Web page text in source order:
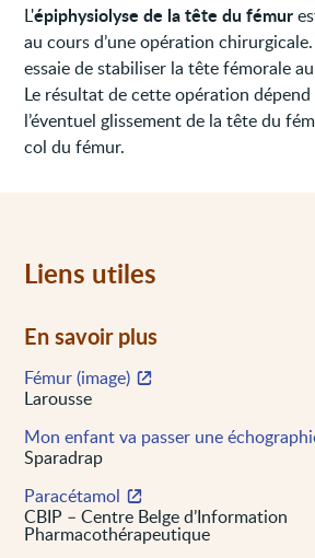
L'épiphysiolyse de la tête du fémur
au cours d’une opération
essaie de stabiliser la tête fémorale
Le résultat de cette opération
l’éventuel glissement de la tête du
col du fémur.
Liens utiles
En savoir plus
Fémur (image)
Larousse
Mon enfant va passer une
Sparadrap
Paracétamol
CBIP – Centre Belge d’Information
Pharmacothérapeutique